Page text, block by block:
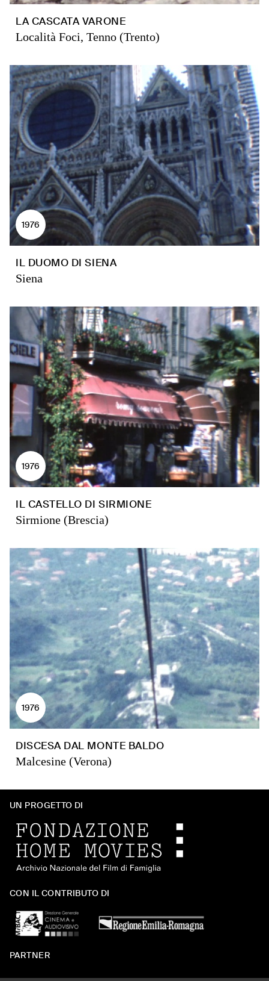
LA CASCATA VARONE
Località Foci, Tenno (Trento)
1976
IL DUOMO DI SIENA
Siena
1976
IL CASTELLO DI SIRMIONE
Sirmione (Brescia)
1976
DISCESA DAL MONTE BALDO
Malcesine (Verona)
UN PROGETTO DI
CON IL CONTRIBUTO DI
PARTNER